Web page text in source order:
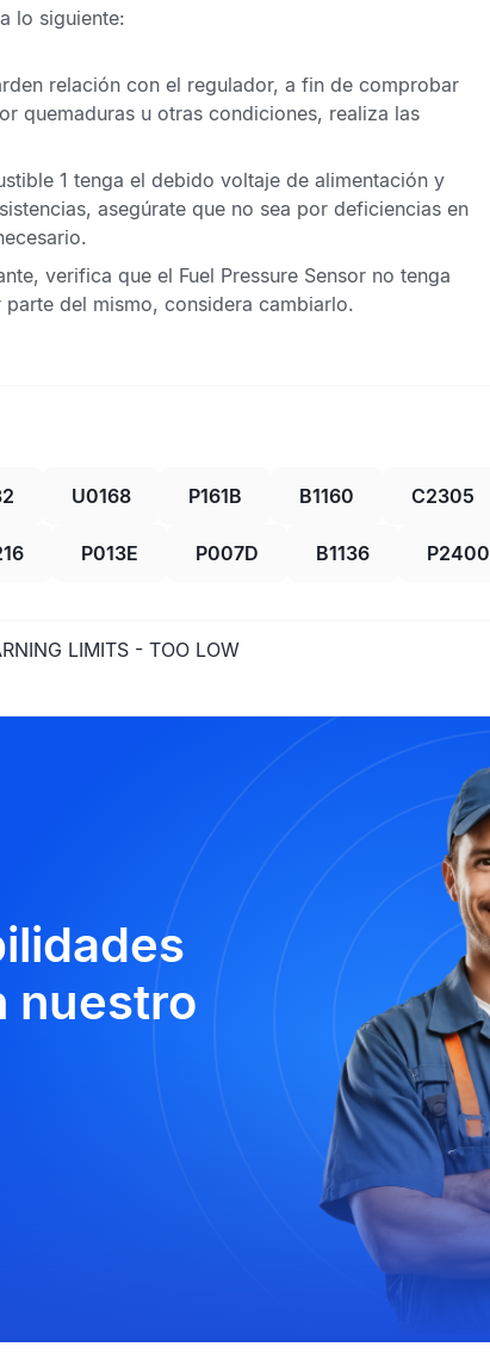
lo siguiente:
relación con el regulador, a fin de comprobar
quemaduras u otras condiciones, realiza las
1 tenga el debido voltaje de alimentación y
asegúrate que no sea por deficiencias en
verifica que el Fuel Pressure Sensor no tenga
del mismo, considera cambiarlo.
U0168 P161B B1160 C2305
P013E P007D B1136 P2400
LIMITS - TOO LOW
nuestro